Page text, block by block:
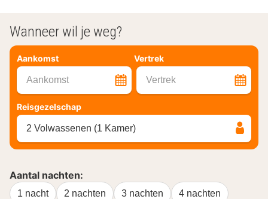
Wanneer wil je weg?
Aankomst Vertrek
Aankomst Vertrek
Reisgezelschap
2 Volwassenen (1 Kamer)
Aantal nachten:
1 nacht 2 nachten 3 nachten 4 nachten